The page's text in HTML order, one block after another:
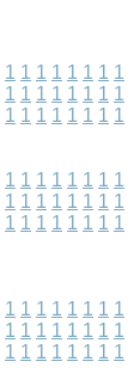
1 1 1 1 1 1 1 1
1 1 1 1 1 1 1 1
1 1 1 1 1 1 1 1
1 1 1 1 1 1 1 1
1 1 1 1 1 1 1 1
1 1 1 1 1 1 1 1
1 1 1 1 1 1 1 1
1 1 1 1 1 1 1 1
1 1 1 1 1 1 1 1